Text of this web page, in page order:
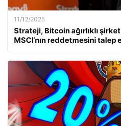
11/12/2025
Strateji, Bitcoin ağırlıklı
MSCI’nın reddetmesini talep